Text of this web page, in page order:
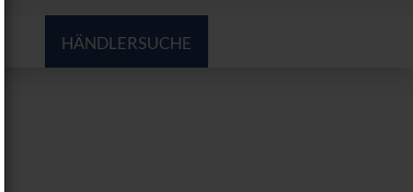
HÄNDLERSUCHE